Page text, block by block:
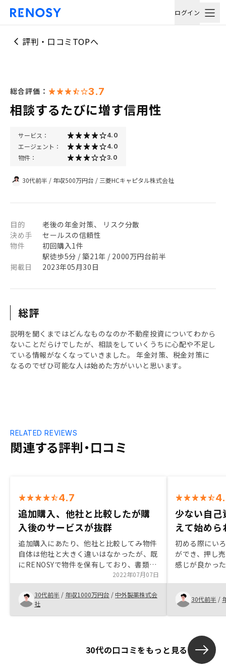
ログイン
評判・口コミTOPへ
総合評価： 3.7
相談するたびに増す信用性
サービス： 4.0
エージェント： 4.0
物件： 3.0
30代前半 / 年収500万円台 / 三菱HCキャピタル株式会社
目的
老後の年金対策、 リスク分散
決め手
セールスの信頼性
物件
初回購入1件
駅徒歩5分 / 築21年 / 2000万円台前半
掲載日
2023年05月30日
総評
説明を聞くまではどんなものなのか不動産投資についてわから
ないことだらけでしたが、相談をしていくうちに心配や不足し
ている情報がなくなっていきました。 年金対策、税金対策に
なるのでぜひ可能な人は始めた方がいいと思います。
関連する評判・口コミ
RELATED REVIEWS
4.7
追加購入、他社と比較したが購
入後のサービスが抜群
追加購入にあたり、他社と比較してみ物件
自体は他社と大きく違いはなかったが、既
にRENOSYで物件を保有しており、書類や
物件情報がが電子データになっていること
のメリットが決めてとなった。また、他社
と比較して担当の方の対応がはやく、スピ
ーディに話がすすんだから。
2022年07月07日
30代前半 / 年収1000万円台 / 中外製薬株式会
社
少ない自己
えて始めら
初める際にい
ができ、押し
感じが良かっ
る。特にその
にくく、きち
てくれる点が
30代前半 /
30代の口コミをもっと見る